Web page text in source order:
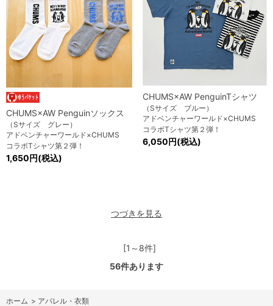
CHUMS×AW Penguinソックス
（Sサイズ グレー）
アドベンチャーワールド×CHUMS
コラボTシャツ第２弾！
1,650円(税込)
CHUMS×AW PenguinTシャツ
（Sサイズ ブルー）
アドベンチャーワールド×CHUMS
コラボTシャツ第２弾！
6,050円(税込)
つづきを見る
[1～8件]
56件あります
ホーム > アパレル・衣類